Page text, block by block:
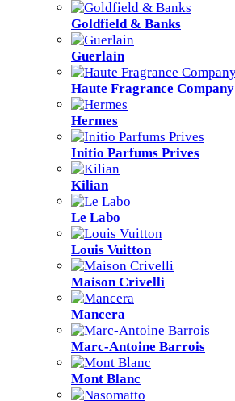
Goldfield & Banks
Guerlain
Haute Fragrance Company
Hermes
Initio Parfums Prives
Kilian
Le Labo
Louis Vuitton
Maison Crivelli
Mancera
Marc-Antoine Barrois
Mont Blanc